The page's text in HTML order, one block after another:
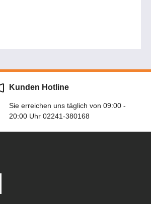
Kunden Hotline
Sie erreichen uns täglich von 09:00 -
20:00 Uhr 02241-380168